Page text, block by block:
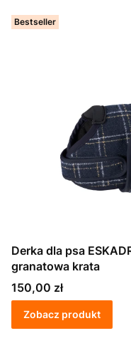
Bestseller
Derka dla psa
granatowa krata
Cena
150,00 zł
Zobacz produkt